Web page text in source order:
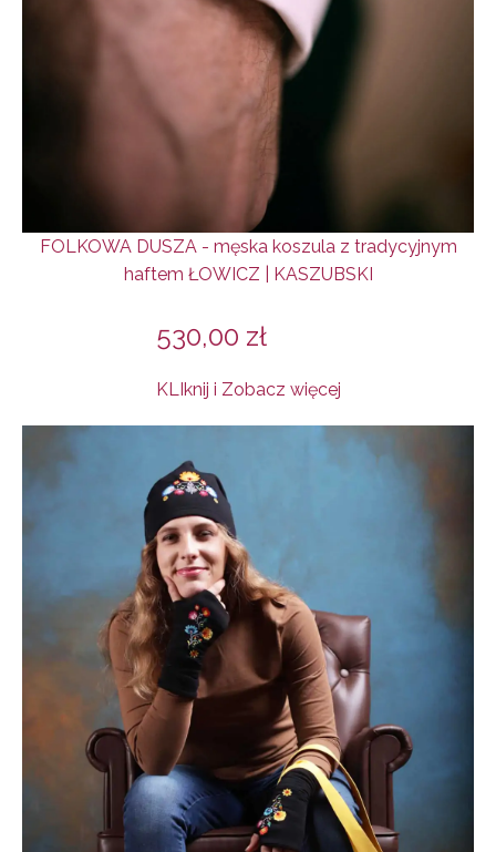
FOLKOWA DUSZA - męska koszula z tradycyjnym
haftem ŁOWICZ | KASZUBSKI
530,00 zł
KLIknij i Zobacz więcej